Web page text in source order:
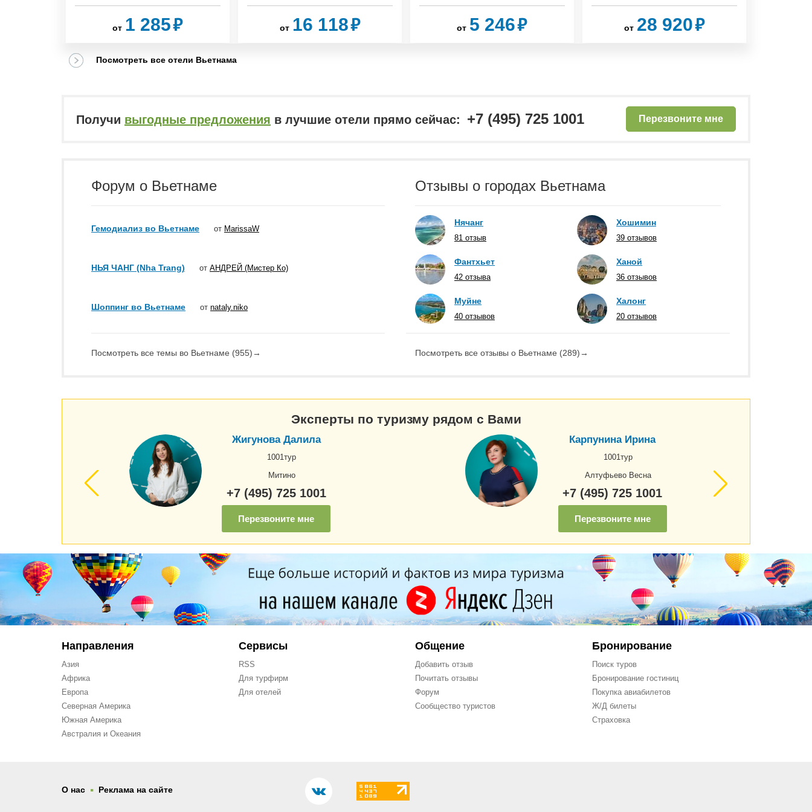
от 1 285₽ от 16 118₽ от 5 246₽ от 28 920₽
Посмотреть все отели Вьетнама
Получи выгодные предложения в лучшие отели прямо сейчас: +7 (495) 725 1001 Перезвоните мне
Форум о Вьетнаме
Гемодиализ во Вьетнаме от MarissaW
НЬЯ ЧАНГ (Nha Trang) от АНДРЕЙ (Мистер Ко)
Шоппинг во Вьетнаме от nataly.niko
Посмотреть все темы во Вьетнаме (955)→
Отзывы о городах Вьетнама
Нячанг
81 отзыв
Фантхьет
42 отзыва
Муйне
40 отзывов
Хошимин
39 отзывов
Ханой
36 отзывов
Халонг
20 отзывов
Посмотреть все отзывы о Вьетнаме (289)→
Эксперты по туризму рядом с Вами
Жигунова Далила
1001тур
Митино
+7 (495) 725 1001
Перезвоните мне
Карпунина Ирина
1001тур
Алтуфьево Весна
+7 (495) 725 1001
Перезвоните мне
Направления
Азия
Африка
Европа
Северная Америка
Южная Америка
Австралия и Океания
Сервисы
RSS
Для турфирм
Для отелей
Общение
Добавить отзыв
Почитать отзывы
Форум
Сообщество туристов
Бронирование
Поиск туров
Бронирование гостиниц
Покупка авиабилетов
Ж/Д билеты
Страховка
О нас . Реклама на сайте